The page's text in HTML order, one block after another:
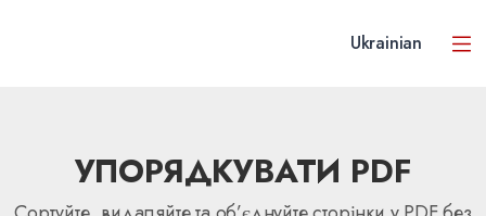
Ukrainian
УПОРЯДКУВАТИ PDF